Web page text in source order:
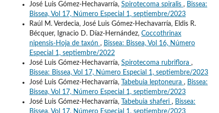
José Luis Gómez-Hechavarría, Spirotecoma spiralis , Bissea:
Bissea, Vol 17, Número Especial 1, septiembre/2023
Raúl M. Verdecia, José Luis Gómez-Hechavarría, Eldis R.
Bécquer, Ignacio D. Díaz-Hernández, Coccothrinax
nipensis-Hoja de taxón , Bissea: Bissea, Vol 16, Número
Especial 1, septiembre/2022
José Luis Gómez-Hechavarría, Spirotecoma rubriflora ,
Bissea: Bissea, Vol 17, Número Especial 1, septiembre/2023
José Luis Gómez-Hechavarría,
Tabebuia leptoneura , Bissea:
Bissea, Vol 17, Número Especial 1, septiembre/2023
José Luis Gómez-Hechavarría,
Tabebuia shaferi , Bissea:
Bissea, Vol 17, Número Especial 1, septiembre/2023